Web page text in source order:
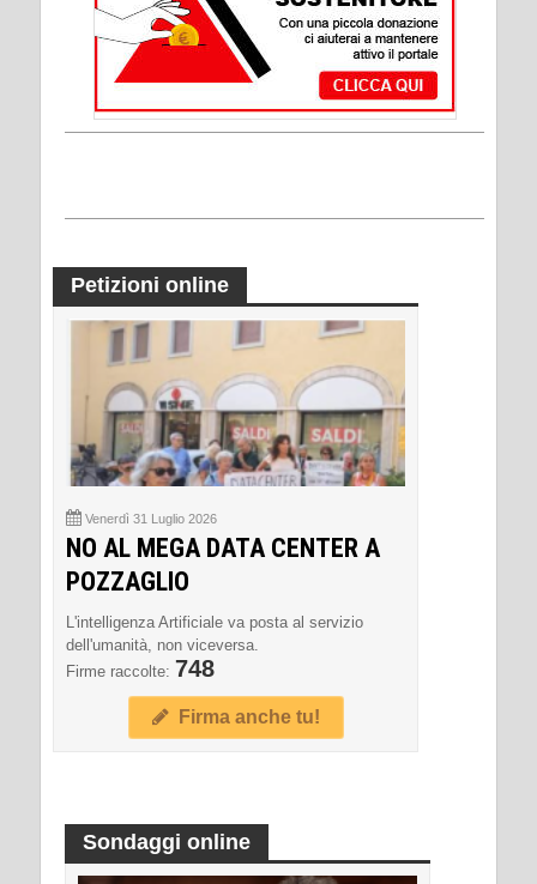
Petizioni online
Venerdì 31 Luglio 2026
NO AL MEGA DATA CENTER A
POZZAGLIO
L'intelligenza Artificiale va posta al servizio
dell'umanità, non viceversa.
Firme raccolte: 748
Firma anche tu!
Sondaggi online